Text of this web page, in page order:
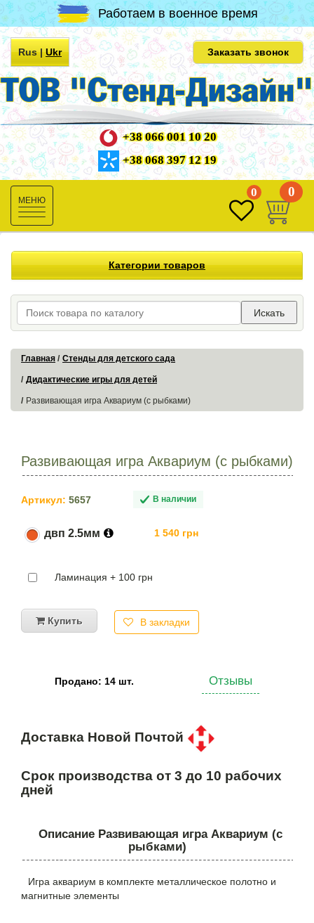
Работаем в военное время
Rus|Ukr Заказать звонок
+38 066 001 10 20
+38 068 397 12 19
Toggle
navigation
0 0
Категории товаров
Искать
Главная Стенды для детского сада
Дидактические игры для детей
Развивающая игра Аквариум (с рыбками)
Развивающая игра Аквариум (с рыбками)
Артикул: 5657 В наличии
двп 2.5мм 1 540 грн
Ламинация + 100 грн
Купить В закладки
Продано: 14 шт. Отзывы
Доставка Новой Почтой
Срок производства от 3 до 10 рабочих
дней
Описание Развивающая игра Аквариум (с
рыбками)
Игра аквариум в комплекте металлическое полотно и
магнитные элементы